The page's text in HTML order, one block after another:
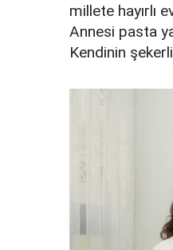
millete hayırlı
Annesi pasta
Kendinin